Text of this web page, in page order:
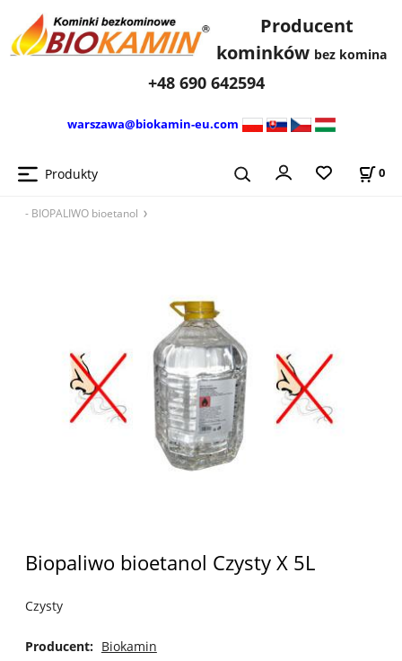
Producent
kominków bez komina
+48 690 642594
warszawa@biokamin-eu.com
Produkty 0
- BIOPALIWO bioetanol
Biopaliwo bioetanol Czysty X 5L
Czysty
Producent: Biokamin